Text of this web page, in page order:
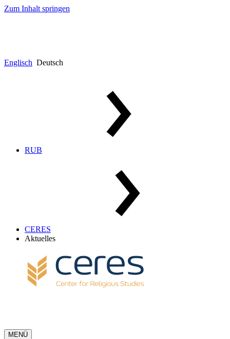
Zum Inhalt springen
Englisch Deutsch
RUB
CERES
Aktuelles
MENÜ